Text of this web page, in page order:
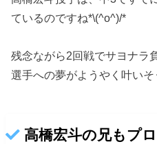
ているのですね*\(^o^)/*
残念ながら2回戦でサヨナラ
選手への夢がようやく叶いそ
高橋宏斗の兄もプ